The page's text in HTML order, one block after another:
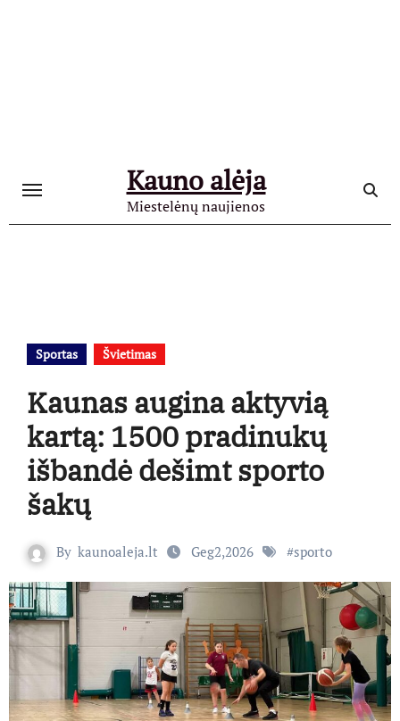
Kauno alėja
Miestelėnų naujienos
Sportas Švietimas
Kaunas augina aktyvią
kartą: 1500 pradinukų
išbandė dešimt sporto
šakų
By kaunoaleja.lt Geg2,2026 #sporto